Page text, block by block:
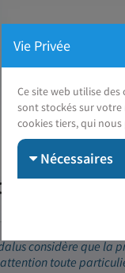
considère que la
toute
Vie Privée
Ce site web utilise
sont stockés sur votre
cookies tiers, qui
Nécessaires